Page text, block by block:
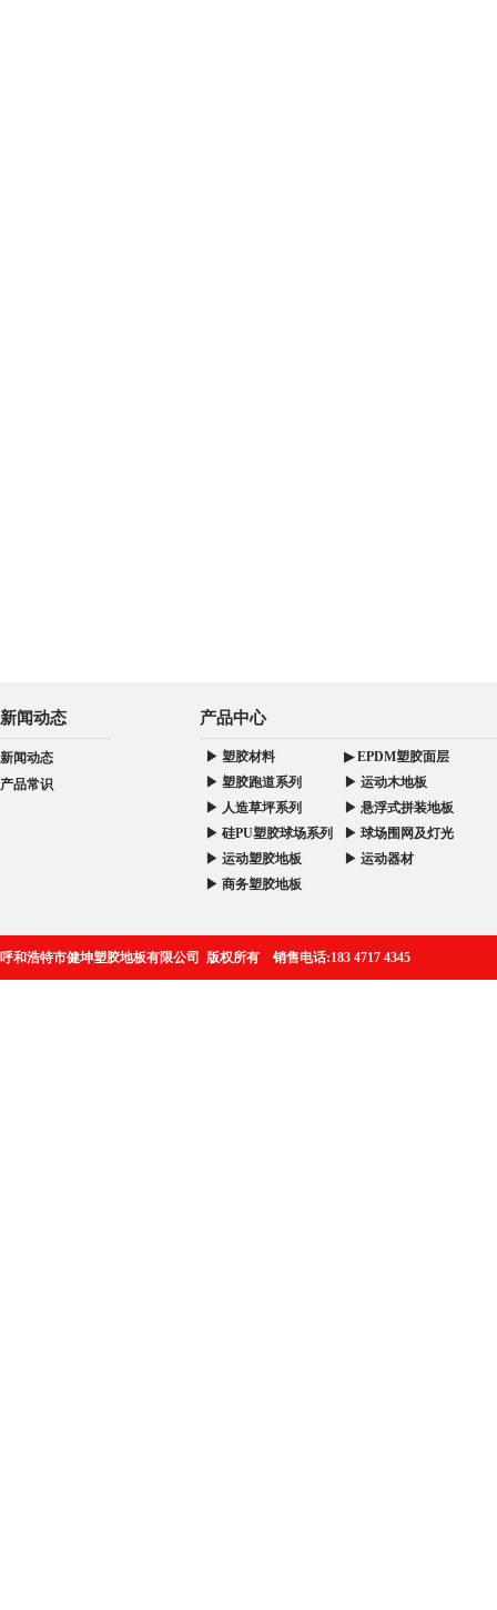
新闻动态
新闻动态
产品常识
产品中心
▶ 塑胶材料
▶ EPDM塑胶面层
▶ 塑胶跑道系列
▶ 运动木地板
▶ 人造草坪系列
▶ 悬浮式拼装地板
▶ 硅PU塑胶球场系列
▶ 球场围网及灯光
▶ 运动塑胶地板
▶ 运动器材
▶ 商务塑胶地板
呼和浩特市健坤塑胶地板有限公司 版权所有 销售电话:183 4717 4345